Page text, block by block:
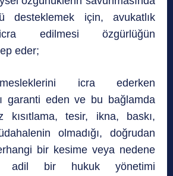
desteklemek için, avukatlık
edilmesi özgürlüğün
eder;
icra ederken
garanti eden ve bu bağlamda
kısıtlama, tesir, ikna, baskı,
olmadığı, doğrudan
bir kesime veya nedene
adil bir hukuk yönetimi